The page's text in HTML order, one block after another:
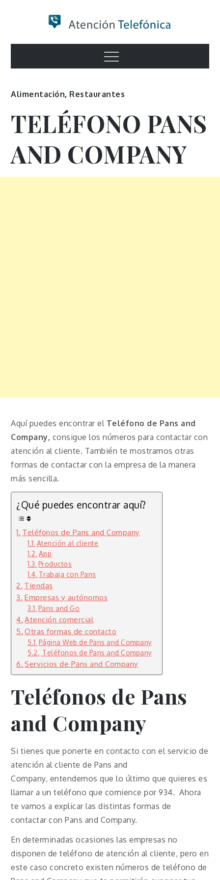
Numero de
Información
Menu
Alimentación, Restaurantes
TELÉFONO PANS
AND COMPANY
Aquí puedes encontrar el Teléfono de Pans and
Company, consigue los números para contactar con
atención al cliente. También te mostramos otras
formas de contactar con la empresa de la manera
más sencilla.
¿Qué puedes encontrar aquí?
Teléfonos de Pans and Company
Atención al cliente
App
Productos
Trabaja con Pans
Tiendas
Empresas y autónomos
Pans and Go
Atención comercial
Otras formas de contacto
Página Web de Pans and Company
Teléfonos de Pans and Company
Servicios de Pans and Company
Teléfonos de Pans
and Company
Si tienes que ponerte en contacto con el servicio de
atención al cliente de Pans and
Company, entendemos que lo último que quieres es
llamar a un teléfono que comience por 934. Ahora
te vamos a explicar las distintas formas de
contactar con Pans and Company.
En determinadas ocasiones las empresas no
disponen de teléfono de atención al cliente, pero en
este caso concreto existen números de teléfono de